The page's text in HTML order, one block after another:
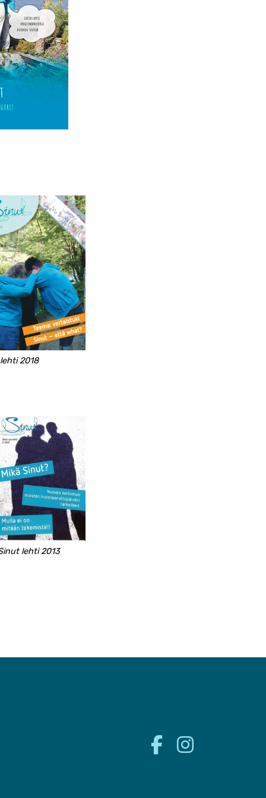
2018
lehti 2013